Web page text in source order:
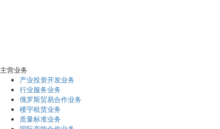
主营业务
产业投资开发业务
行业服务业务
俄罗斯贸易合作业务
楼宇租赁业务
质量标准业务